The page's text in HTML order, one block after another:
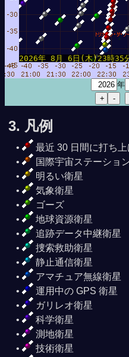
2026年 8月 6日(木)23時35
年
3. 凡例
最近 30 日間に打ち
国際宇宙ステーショ
明るい衛星
気象衛星
ゴーズ
地球資源衛星
追跡データ中継衛星
捜索救助衛星
静止通信衛星
アマチュア無線衛星
運用中の GPS 衛星
ガリレオ衛星
科学衛星
測地衛星
技術衛星